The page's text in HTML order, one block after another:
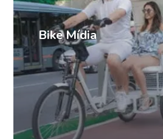
Bike Mídia